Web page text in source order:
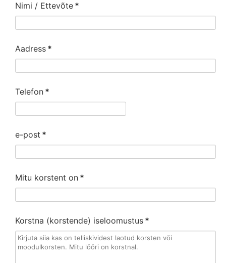
Nimi / Ettevõte *
Aadress *
Telefon *
e-post *
Mitu korstent on *
Korstna (korstende) iseloomustus *